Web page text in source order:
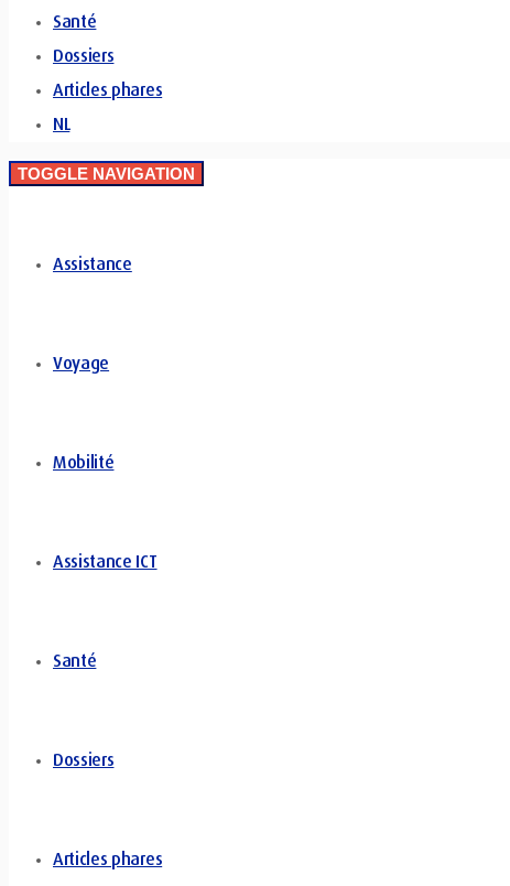
Santé
Dossiers
Articles phares
NL
TOGGLE NAVIGATION
Assistance
Voyage
Mobilité
Assistance ICT
Santé
Dossiers
Articles phares